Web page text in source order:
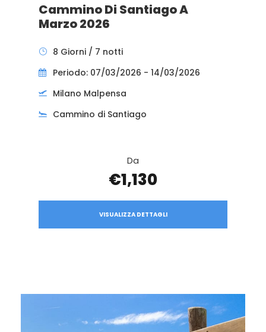
Cammino Di Santiago A
Marzo 2026
8 Giorni / 7 notti
Periodo: 07/03/2026 - 14/03/2026
Milano Malpensa
Cammino di Santiago
Da
€1,130
VISUALIZZA DETTAGLI